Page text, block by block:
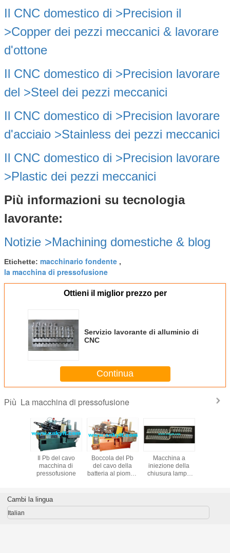
Il CNC domestico di >Precision il
>Copper dei pezzi meccanici & lavorare
d'ottone
Il CNC domestico di >Precision lavorare
del >Steel dei pezzi meccanici
Il CNC domestico di >Precision lavorare
d'acciaio >Stainless dei pezzi meccanici
Il CNC domestico di >Precision lavorare
>Plastic dei pezzi meccanici
Più informazioni su tecnologia
lavorante:
Notizie >Machining domestiche & blog
Etichette: macchinario fondente ,
la macchina di pressofusione
Ottieni il miglior prezzo per
Servizio lavorante di alluminio di
CNC
Continua
Più La macchina di pressofusione
Il Pb del cavo
macchina di
pressofusione
Boccola del Pb
del cavo della
batteria al piombo
Macchina a
iniezione della
chiusura lampo
Cambi la lingua
Italian